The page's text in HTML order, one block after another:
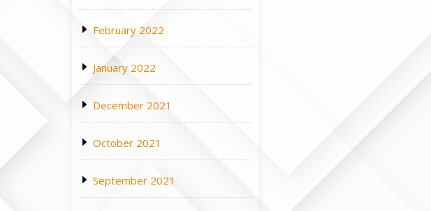
February 2022
January 2022
December 2021
October 2021
September 2021